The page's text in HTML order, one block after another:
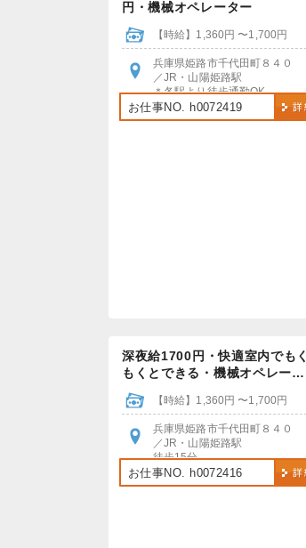
円・機械オペレーター
【時給】1,360円 〜1,700円
兵庫県姫路市千代田町８４０
／JR・山陽姫路駅
＊各駅より徒歩通勤OK
＊車通勤OK、無料Pあり
お仕事NO. h0072419
深夜給1700円・快適室内でもく
もくとできる・機械オペレー…
【時給】1,360円 〜1,700円
兵庫県姫路市千代田町８４０
／JR・山陽姫路駅
徒歩15分
車・バイク・自転車通勤OK
お仕事NO. h0072416